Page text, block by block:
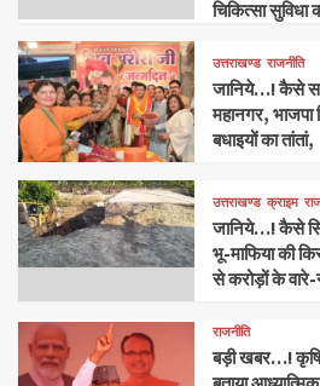
चिकित्सा सुविधा
उत्तराखण्ड राजनीति
जानिये…! कैसे
महानगर, भाजपा
बधाइयों का तांतां,
उत्तराखण्ड क्राइम
जानिये…! कैसे
भू-माफिया की
से करोड़ों के वारे-
राजनीति
बड़ी खबर…! कृषि